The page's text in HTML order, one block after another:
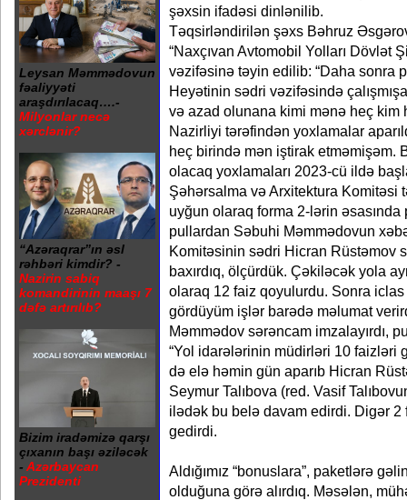
Leysan Məmmədovun
fəaliyyəti
araşdırılacaq….-
Milyonlar necə
xərclənir?
“Azəraqrar”ın əsl
rəhbəri kimdir? -
Nazirin sabiq
komandirinin maaşı 7
dəfə artırılıb?
Bizim iradəmizə qarşı
çıxanın başı əziləcək
- Azərbaycan
Prezidenti
şəxsin ifadəsi dinlənilib.
Təqsirləndirilən şəxs Bəhruz
“Naxçıvan Avtomobil Yolları Dövlət
vəzifəsinə təyin edilib: “Daha sonra
Heyətinin sədri vəzifəsində
və azad olunana kimi mənə heç kim
Nazirliyi tərəfindən yoxlamalar
heç birində mən iştirak etməmişəm.
olacaq yoxlamaları 2023-cü ildə
Şəhərsalma və Arxitektura Komitəsi
uyğun olaraq forma 2-lərin əsasında
pullardan Səbuhi Məmmədovun
Komitəsinin sədri Hicran Rüstəmov
baxırdıq, ölçürdük. Çəkiləcək yola
olaraq 12 faiz qoyulurdu. Sonra
gördüyüm işlər barədə məlumat
Məmmədov sərəncam imzalayırdı, pul
“Yol idarələrinin müdirləri 10 faizləri
də elə həmin gün aparıb Hicran
Seymur Talıbova (red. Vasif
ilədək bu belə davam edirdi. Digər
gedirdi.
Aldığımız “bonuslara”, paketlərə
olduğuna görə alırdıq. Məsələn,